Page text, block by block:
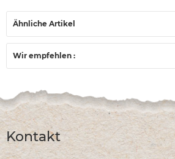
Ähnliche Artikel
Wir empfehlen :
Kontakt